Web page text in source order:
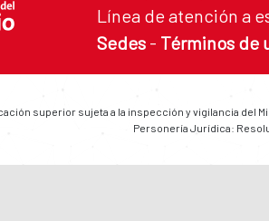
Línea de atención a
Sedes - Términos de
superior sujeta a la inspección y vigilancia del
Personería Jurídica: